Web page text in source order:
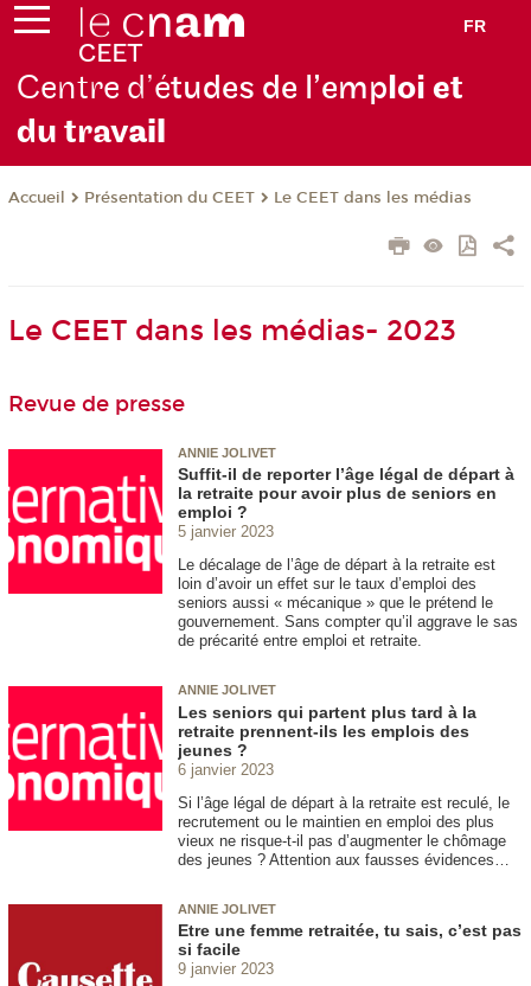
FR
Centre d’études de l’emploi et
du travail
Accueil Présentation du CEET Le CEET dans les médias
Le CEET dans les médias- 2023
Revue de presse
ANNIE JOLIVET
Suffit-il de reporter l’âge légal de départ à
la retraite pour avoir plus de seniors en
emploi ?
5 janvier 2023
Le décalage de l’âge de départ à la retraite est
loin d’avoir un effet sur le taux d’emploi des
seniors aussi « mécanique » que le prétend le
gouvernement. Sans compter qu’il aggrave le sas
de précarité entre emploi et retraite.
ANNIE JOLIVET
Les seniors qui partent plus tard à la
retraite prennent-ils les emplois des
jeunes ?
6 janvier 2023
Si l’âge légal de départ à la retraite est reculé, le
recrutement ou le maintien en emploi des plus
vieux ne risque-t-il pas d’augmenter le chômage
des jeunes ? Attention aux fausses évidences…
ANNIE JOLIVET
Etre une femme retraitée, tu sais, c’est pas
si facile
9 janvier 2023